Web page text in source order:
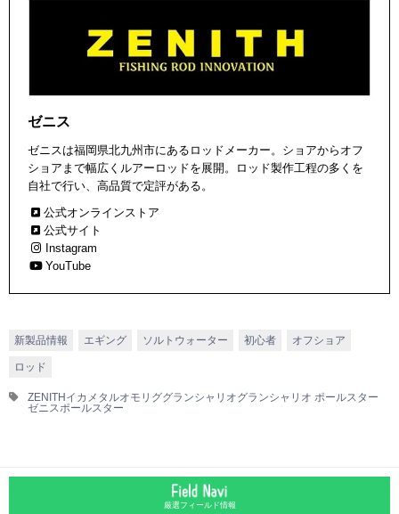
ゼニス
ゼニスは福岡県北九州市にあるロッドメーカー。ショアからオフ
ショアまで幅広くルアーロッドを展開。ロッド製作工程の多くを
自社で行い、高品質で定評がある。
公式オンラインストア
公式サイト
Instagram
YouTube
新製品情報 エギング ソルトウォーター 初心者 オフショア
ロッド
ZENITH イカメタルオモリググランシャリオグランシャリオ ポールスター
ゼニスポールスター
厳選フィールド情報